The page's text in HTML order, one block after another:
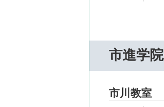
市進学院
市川教室